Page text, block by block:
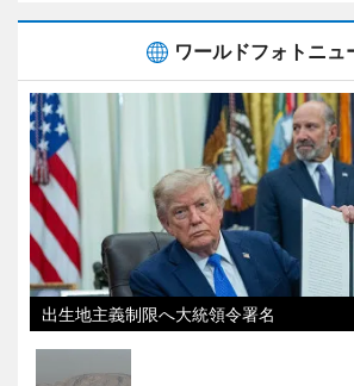
ワールドフォトニュ
出生地主義制限へ大統領令署名